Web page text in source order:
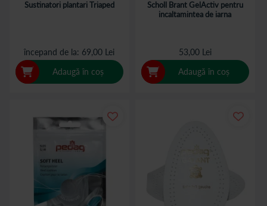
Sustinatori plantari Triaped
începand de la 69,00 Lei
Adaugă în coș
Scholl Brant GelActiv pentru
incaltamintea de iarna
53,00 Lei
Adaugă în coș